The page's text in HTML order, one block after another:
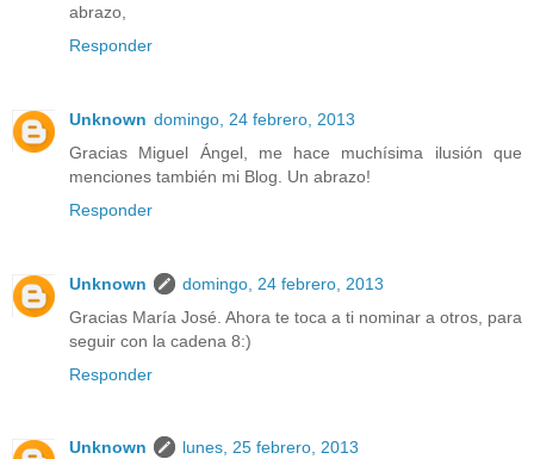
abrazo,
Responder
Unknown domingo, 24 febrero, 2013
Gracias Miguel Ángel, me hace muchísima ilusión que
menciones también mi Blog. Un abrazo!
Responder
Unknown
domingo, 24 febrero, 2013
Gracias María José. Ahora te toca a ti nominar a otros, para
seguir con la cadena 8:)
Responder
Unknown
lunes, 25 febrero, 2013